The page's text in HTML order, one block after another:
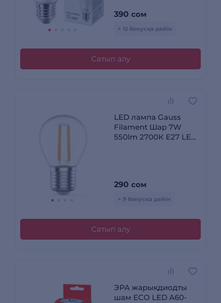
390 сом
+ 12 бонусқа дейін
Сатып алу
LED лампа Gauss
Filament Шар 7W
550lm 2700К Е27 LED
290 сом
+ 9 бонусқа дейін
Сатып алу
ЭРА жарықдиодты
шам ECO LED A60-